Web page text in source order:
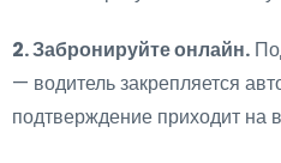
2. Забронируйте онлайн.
— водитель закрепляется
подтверждение приходит на